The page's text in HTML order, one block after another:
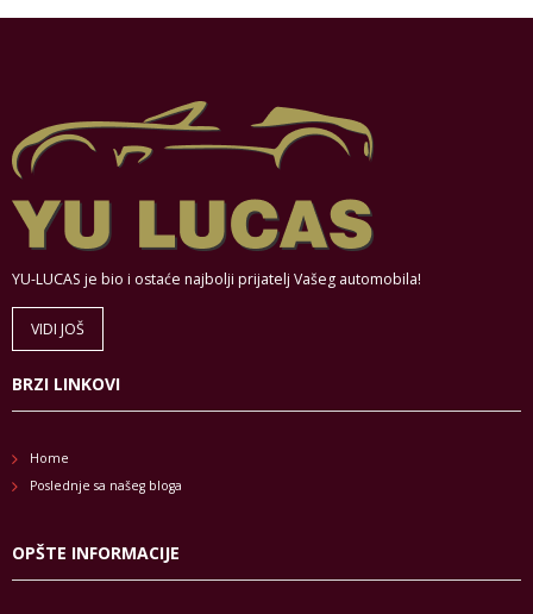
YU-LUCAS je bio i ostaće najbolji prijatelj Vašeg automobila!
VIDI JOŠ
BRZI LINKOVI
Home
Poslednje sa našeg bloga
OPŠTE INFORMACIJE